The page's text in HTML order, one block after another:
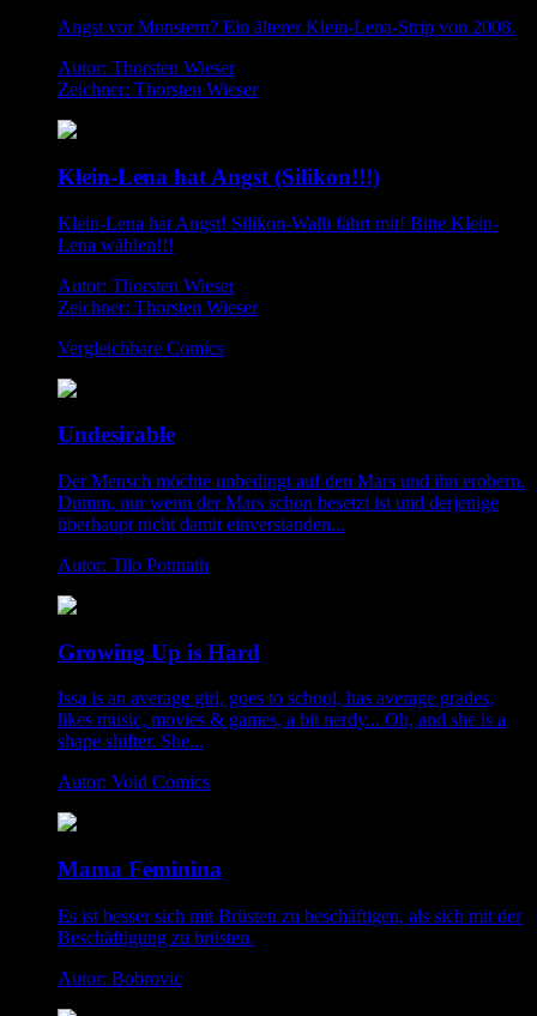
Angst vor Monstern? Ein älterer Klein-Lena-Strip von 2008.
Autor: Thorsten Wieser
Zeichner: Thorsten Wieser
Klein-Lena hat Angst (Silikon!!!)
Klein-Lena hat Angst! Silikon-Walli fährt mit! Bitte Klein-
Lena wählen!!!
Autor: Thorsten Wieser
Zeichner: Thorsten Wieser
Vergleichbare Comics
Undesirable
Der Mensch möchte unbedingt auf den Mars und ihn erobern.
Dumm, nur wenn der Mars schon besetzt ist und derjenige
überhaupt nicht damit einverstanden...
Autor: Tilo Ponnath
Growing Up is Hard
Issa is an average girl, goes to school, has average grades,
likes music, movies & games, a bit nerdy... Oh, and she is a
shape shifter. She...
Autor: Void Comics
Mama Feminina
Es ist besser sich mit Brüsten zu beschäftigen, als sich mit der
Beschäftigung zu brüsten.
Autor: Bobrovic